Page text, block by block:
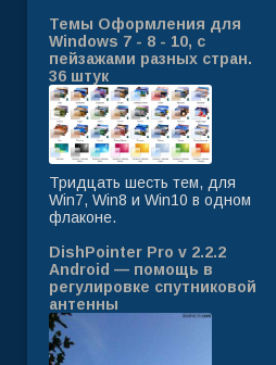
Темы Оформления для
Windows 7 - 8 - 10, с
пейзажами разных стран.
36 штук
Тридцать шесть тем, для
Win7, Win8 и Win10 в одном
флаконе.
DishPointer Pro v 2.2.2
Android — помощь в
регулировке спутниковой
антенны